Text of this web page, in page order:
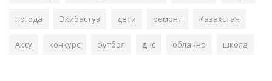
погода Экибастуз дети ремонт Казахстан
Аксу конкурс футбол дчс облачно школа